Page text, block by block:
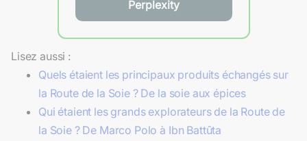
Perplexity
Lisez aussi :
Quels étaient les principaux produits échangés sur
la Route de la Soie ? De la soie aux épices
Qui étaient les grands explorateurs de la Route de
la Soie ? De Marco Polo à Ibn Battûta